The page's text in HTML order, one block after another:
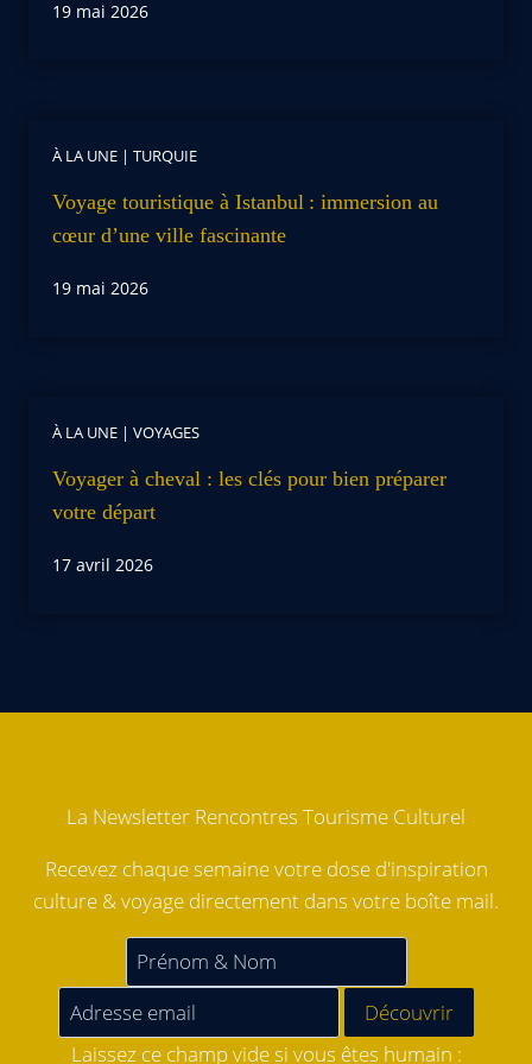
19 mai 2026
À LA UNE | TURQUIE
Voyage touristique à Istanbul : immersion au
cœur d’une ville fascinante
19 mai 2026
À LA UNE | VOYAGES
Voyager à cheval : les clés pour bien préparer
votre départ
17 avril 2026
La Newsletter Rencontres Tourisme Culturel
Recevez chaque semaine votre dose d'inspiration
culture & voyage directement dans votre boîte mail.
Laissez ce champ vide si vous êtes humain :